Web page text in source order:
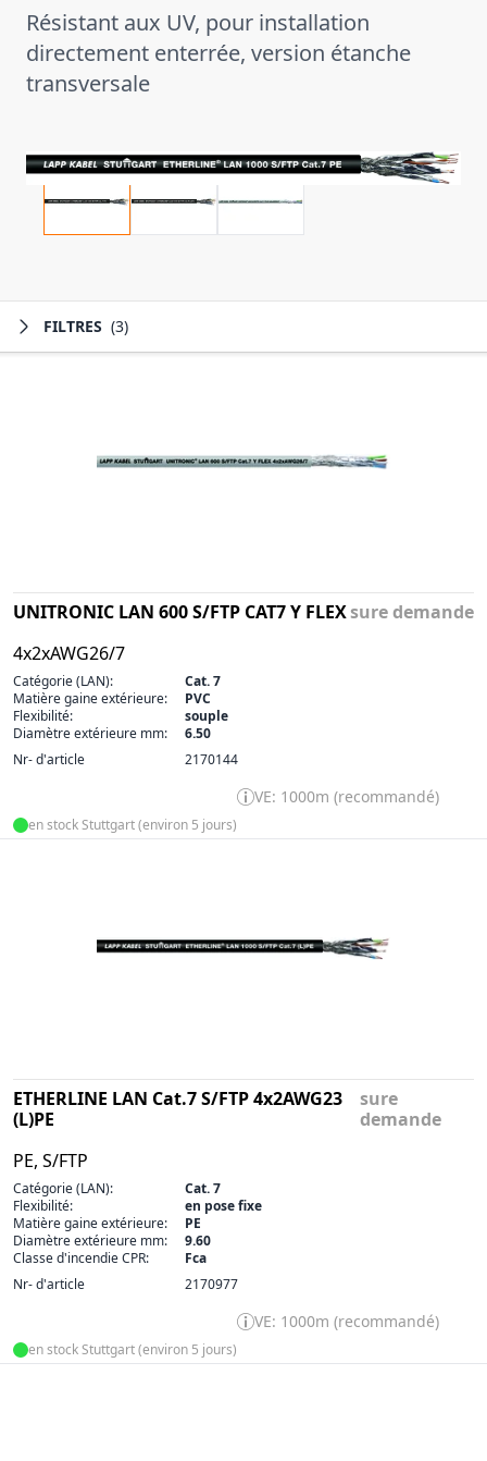
Résistant aux UV, pour installation
directement enterrée, version étanche
transversale
FILTRES (3)
UNITRONIC LAN 600 S/FTP CAT7 Y FLEX
4x2xAWG26/7
sure demande
Catégorie (LAN):
Cat. 7
Matière gaine extérieure:
PVC
Flexibilité:
souple
Diamètre extérieure mm:
6.50
Nr- d'article
2170144
VE: 1000m (recommandé)
en stock Stuttgart (environ 5 jours)
ETHERLINE LAN Cat.7 S/FTP 4x2AWG23
(L)PE
PE, S/FTP
sure
demande
Catégorie (LAN):
Cat. 7
Flexibilité:
en pose fixe
Matière gaine extérieure:
PE
Diamètre extérieure mm:
9.60
Classe d'incendie CPR:
Fca
Nr- d'article
2170977
VE: 1000m (recommandé)
en stock Stuttgart (environ 5 jours)